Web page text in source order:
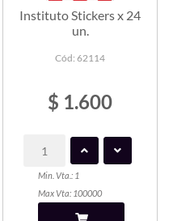
Instituto Stickers x 24
un.
Cód: 62114
$ 1.600
Min. Vta.: 1
Max Vta: 100000